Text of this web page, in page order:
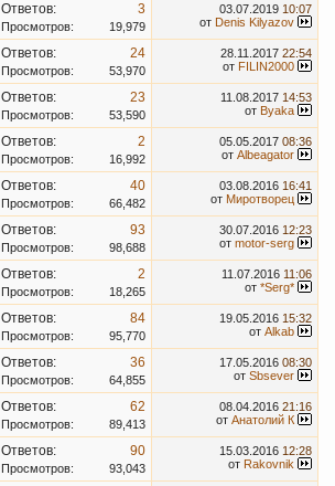
3
Ответов:
19,979
Просмотров:
03.07.2019 10:07
от Denis Kilyazov
24
Ответов:
53,970
Просмотров:
28.11.2017 22:54
от FILIN2000
23
Ответов:
53,590
Просмотров:
11.08.2017 14:53
от Byaka
2
Ответов:
16,992
Просмотров:
05.05.2017 08:36
от Albeagator
40
Ответов:
66,482
Просмотров:
03.08.2016 16:41
от Миротворец
93
Ответов:
98,688
Просмотров:
30.07.2016 12:23
от motor-serg
2
Ответов:
18,265
Просмотров:
11.07.2016 11:06
от *Serg*
84
Ответов:
95,770
Просмотров:
19.05.2016 15:32
от Alkab
36
Ответов:
64,855
Просмотров:
17.05.2016 08:30
от Sbsever
62
Ответов:
89,413
Просмотров:
08.04.2016 21:16
от Анатолий К
90
Ответов:
93,043
Просмотров:
15.03.2016 12:28
от Rakovnik